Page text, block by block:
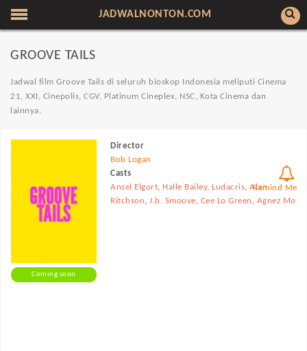
JADWALNONTON.COM
GROOVE TAILS
Jadwal film Groove Tails di seluruh bioskop Indonesia meliputi Cinema
21, XXI, Cinepolis, CGV, Platinum Cineplex, NSC, Kota Cinema dan
lainnya.
Coming soon
Director
Bob Logan
Casts
Ansel Elgort, Halle Bailey, Ludacris,Alan
Ritchson,J.b. Smoove, Cee Lo Green , Agnez Mo
Remind Me